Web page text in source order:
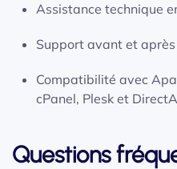
Assistance technique
Support avant et
Compatibilité avec
cPanel, Plesk et
Questions